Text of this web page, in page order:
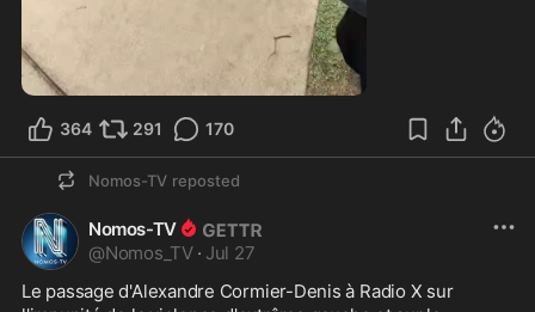
0:32
364 291 170
Nomos-TV reposted
Nomos-TV
@Nomos_TV · Jul 27
Le passage d'Alexandre Cormier-Denis à Radio X sur